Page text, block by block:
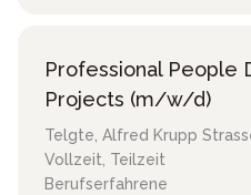
Professional People
Projects (m/w/d)
Telgte, Alfred Krupp
Vollzeit, Teilzeit
Berufserfahrene